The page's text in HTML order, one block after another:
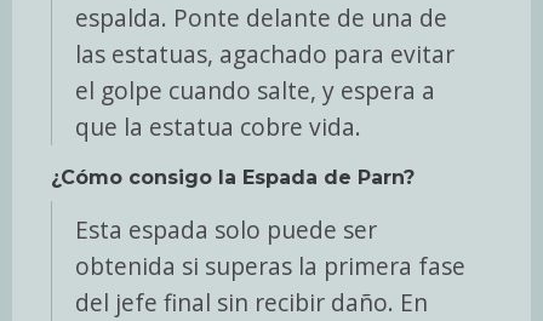
espalda. Ponte delante de una de
las estatuas, agachado para evitar
el golpe cuando salte, y espera a
que la estatua cobre vida.
¿Cómo consigo la Espada de Parn?
Esta espada solo puede ser
obtenida si superas la primera fase
del jefe final sin recibir daño. En